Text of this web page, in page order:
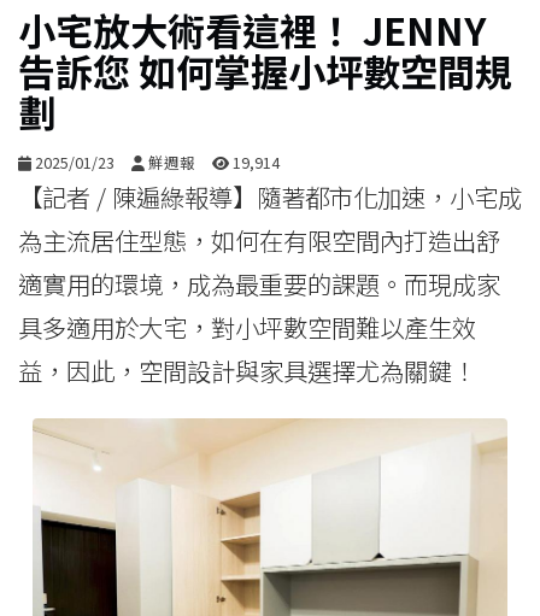
合
影
音
購
物
小宅放大術看這裡！ JENNY
告訴您 如何掌握小坪數空間規
劃
2025/01/23 鮮週報 19,914
【記者 / 陳遍綠報導】隨著都市化加速，小宅成
為主流居住型態，如何在有限空間內打造出舒
適實用的環境，成為最重要的課題。而現成家
具多適用於大宅，對小坪數空間難以產生效
益，因此，空間設計與家具選擇尤為關鍵！